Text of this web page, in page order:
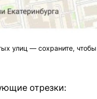
улиц — сохраните, чтобы
отрезки: